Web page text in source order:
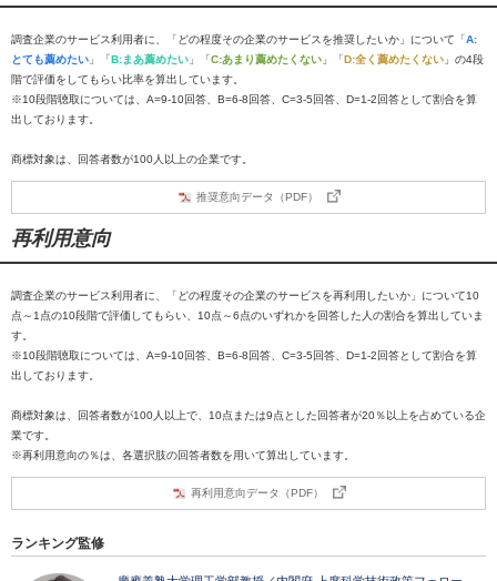
調査企業のサービス利用者に、「どの程度その企業のサービスを推奨したいか」について「A:
とても薦めたい 」「B:まあ薦めたい 」「C:あまり薦めたくない 」「D:全く薦めたくない 」の4段
階で評価をしてもらい比率を算出しています。
※10段階聴取については、A=9-10回答、B=6-8回答、C=3-5回答、D=1-2回答として割合を算
出しております。
商標対象は、回答者数が100人以上の企業です。
推奨意向データ（PDF）
再利用意向
調査企業のサービス利用者に、「どの程度その企業のサービスを再利用したいか」について10
点～1点の10段階で評価してもらい、10点～6点のいずれかを回答した人の割合を算出していま
す。
※10段階聴取については、A=9-10回答、B=6-8回答、C=3-5回答、D=1-2回答として割合を算
出しております。
商標対象は、回答者数が100人以上で、10点または9点とした回答者が20％以上を占めている企
業です。
※再利用意向の％は、各選択肢の回答者数を用いて算出しています。
再利用意向データ（PDF）
ランキング監修